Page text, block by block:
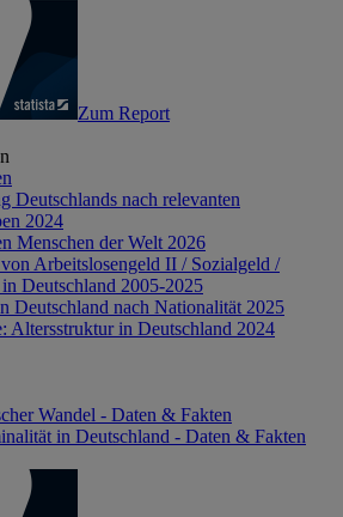
Zum Report
Deutschlands nach relevanten
2024
Menschen der Welt 2026
Arbeitslosengeld II / Sozialgeld /
Deutschland 2005-2025
Deutschland nach Nationalität 2025
Altersstruktur in Deutschland 2024
Wandel - Daten & Fakten
in Deutschland - Daten & Fakten